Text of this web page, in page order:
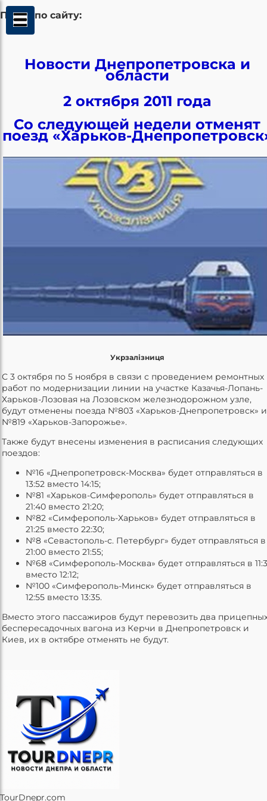
Поиск по сайту:
Новости Днепропетровска и
области
2 октября 2011 года
Со следующей недели отменят
поезд «Харьков-
Укрзалізниця
С 3 октября по 5 ноября в связи с проведением ремонтных
работ по модернизации линии на участке Казачья-Лопань-
Харьков-Лозовая на Лозовском железнодорожном узле,
будут отменены поезда №803 «Харьков-Днепропетровск» и
№819 «Харьков-Запорожье».
Также будут внесены изменения в расписания следующих
поездов:
№16 «Днепропетровск-Москва» будет отправляться в
13:52 вместо 14:15;
№81 «Харьков-Симферополь» будет отправляться в
21:40 вместо 21:20;
№82 «Симферополь-Харьков» будет отправляться в
21:25 вместо 22:30;
№8 «Севастополь-с. Петербург» будет отправляться в
21:00 вместо 21:55;
№68 «Симферополь-Москва» будет отправляться в
вместо 12:12;
№100 «Симферополь-Минск» будет отправляться в
12:55 вместо 13:35.
Вместо этого пассажиров будут перевозить два
беспересадочных вагона из Керчи в Днепропетровск и
Киев, их в октябре отменять не будут.
TourDnepr.com